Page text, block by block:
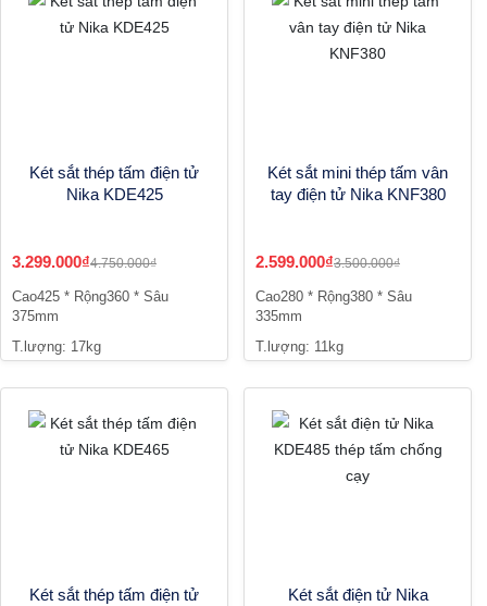
Két sắt thép tấm điện tử
Nika KDE425
3.299.000₫4.750.000₫
Cao425 * Rộng360 * Sâu
375mm
T.lượng: 17kg
Két sắt mini thép tấm vân
tay điện tử Nika KNF380
2.599.000₫3.500.000₫
Cao280 * Rộng380 * Sâu
335mm
T.lượng: 11kg
Két sắt thép tấm điện tử
Két sắt điện tử Nika